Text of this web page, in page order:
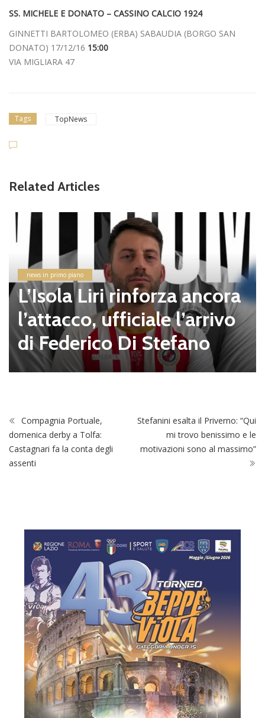
SS. MICHELE E DONATO – CASSINO CALCIO 1924
GINNETTI BARTOLOMEO (ERBA) SABAUDIA (BORGO SAN
DONATO) 17/12/16 15:00
VIA MIGLIARA 47
Tags TopNews
Related Articles
Dilettanti Regionali
A difesa della porta
ssino torna Luca
tra
Compagnia Portuale,
domenica derby a Tolfa:
Castagnari fa la conta degli
assenti
Stefanini esalta il Priverno: “Qui
mi trovo benissimo e le
motivazioni sono al massimo”